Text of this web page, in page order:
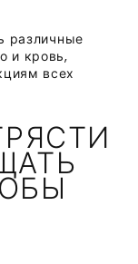
различные
и кровь,
всех